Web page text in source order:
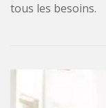
tous les besoins.